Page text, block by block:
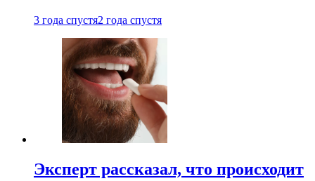
3 года спустя2 года спустя
Эксперт рассказал, что происходит